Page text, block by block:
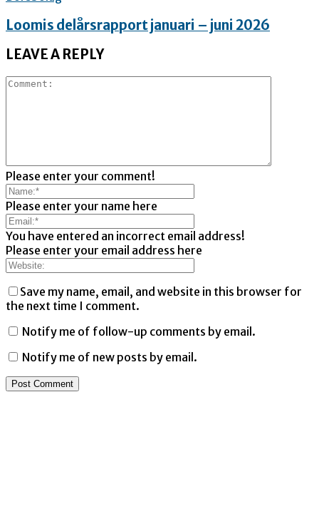
Loomis delårsrapport januari – juni 2026
LEAVE A REPLY
Please enter your comment!
Please enter your name here
You have entered an incorrect email address!
Please enter your email address here
Save my name, email, and website in this browser for
the next time I comment.
Notify me of follow-up comments by email.
Notify me of new posts by email.